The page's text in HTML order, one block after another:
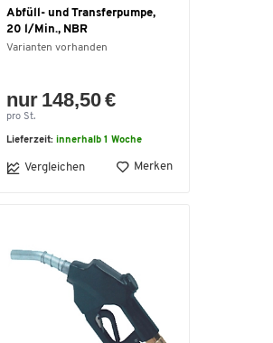
Abfüll- und Transferpumpe,
20 l/Min., NBR
Varianten vorhanden
nur 148,50 €
pro St.
Lieferzeit: innerhalb 1 Woche
Vergleichen Merken